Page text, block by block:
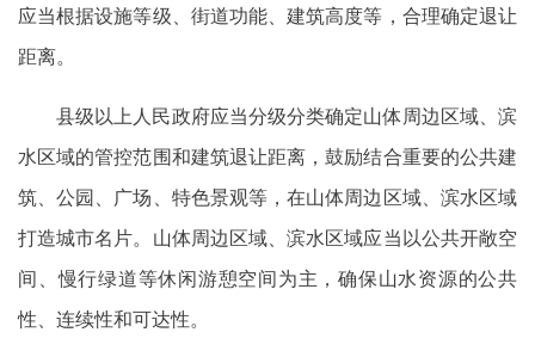
应当根据设施等级、街道功能、建筑高度等，合理确定退让
距离。
县级以上人民政府应当分级分类确定山体周边区域、滨
水区域的管控范围和建筑退让距离，鼓励结合重要的公共建
筑、公园、广场、特色景观等，在山体周边区域、滨水区域
打造城市名片。山体周边区域、滨水区域应当以公共开敞空
间、慢行绿道等休闲游憩空间为主，确保山水资源的公共
性、连续性和可达性。